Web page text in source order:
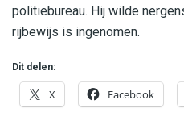
politiebureau. Hij wilde
rijbewijs is ingenomen.
Dit delen:
X Facebook